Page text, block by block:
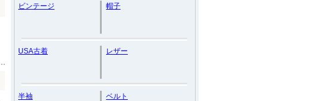
ビンテージ 帽子
USA古着 レザー
半袖 ベルト